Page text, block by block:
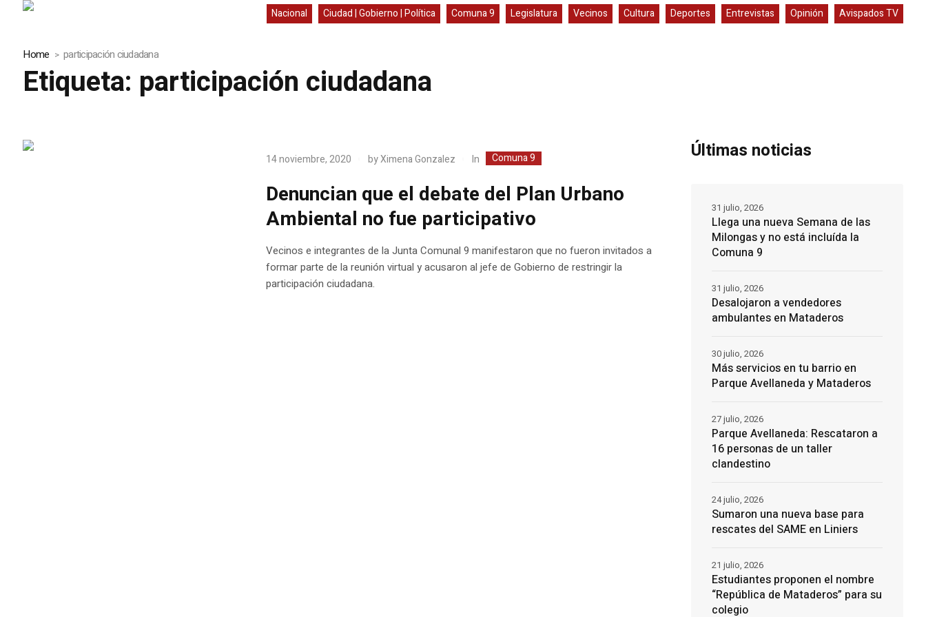
Nacional Ciudad | Gobierno | Política Comuna 9 Legislatura Vecinos Cultura Deportes Entrevistas Opinión Avispados TV
Home participación ciudadana
Etiqueta: participación ciudadana
14 noviembre, 2020 byXimena Gonzalez In Comuna 9
Denuncian que el debate del Plan Urbano
Ambiental no fue participativo
Vecinos e integrantes de la Junta Comunal 9 manifestaron que no fueron invitados a
formar parte de la reunión virtual y acusaron al jefe de Gobierno de restringir la
participación ciudadana.
Últimas noticias
Llega una nueva Semana de las
Milongas y no está incluída la
Comuna 9
31 julio, 2026
Desalojaron a vendedores
ambulantes en Mataderos
31 julio, 2026
Más servicios en tu barrio en
Parque Avellaneda y Mataderos
30 julio, 2026
Parque Avellaneda: Rescataron a
16 personas de un taller
clandestino
27 julio, 2026
Sumaron una nueva base para
rescates del SAME en Liniers
24 julio, 2026
Estudiantes proponen el nombre
“República de Mataderos” para su
colegio
21 julio, 2026